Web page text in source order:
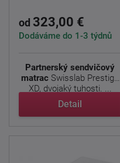
od 323,00 €
Dodáváme do 1-3 týdnů
Partnerský sendvičový
matrac Swisslab Prestige
XD, dvojaký tuhosti. ...
Detail